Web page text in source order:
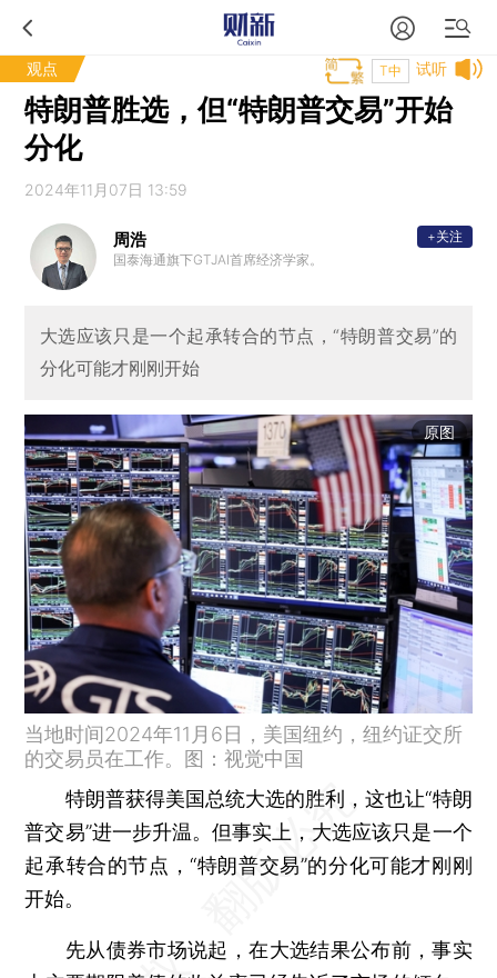
观点 试听
T中
特朗普胜选，但“特朗普交易”开始
分化
2024年11月07日 13:59
周浩
国泰海通旗下GTJAI首席经济学家。
+关注
大选应该只是一个起承转合的节点，“特朗普交易”的
分化可能才刚刚开始
原图
当地时间2024年11月6日，美国纽约，纽约证交所
的交易员在工作。图：视觉中国
特朗普获得美国总统大选的胜利，这也让“特朗
普交易”进一步升温。但事实上，大选应该只是一个
起承转合的节点，“特朗普交易”的分化可能才刚刚
开始。
先从债券市场说起，在大选结果公布前，事实